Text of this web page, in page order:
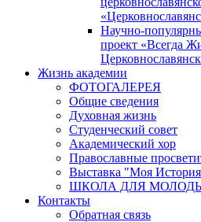
Научно-
проект «Всегда
Жизнь академии
ФОТОГАЛЕРЕЯ
Общие сведения
Духовная жизнь
Студенческий совет
Академический хор
Православные
Выставка "Моя
ШКОЛА ДЛЯ
Контакты
Обратная связь